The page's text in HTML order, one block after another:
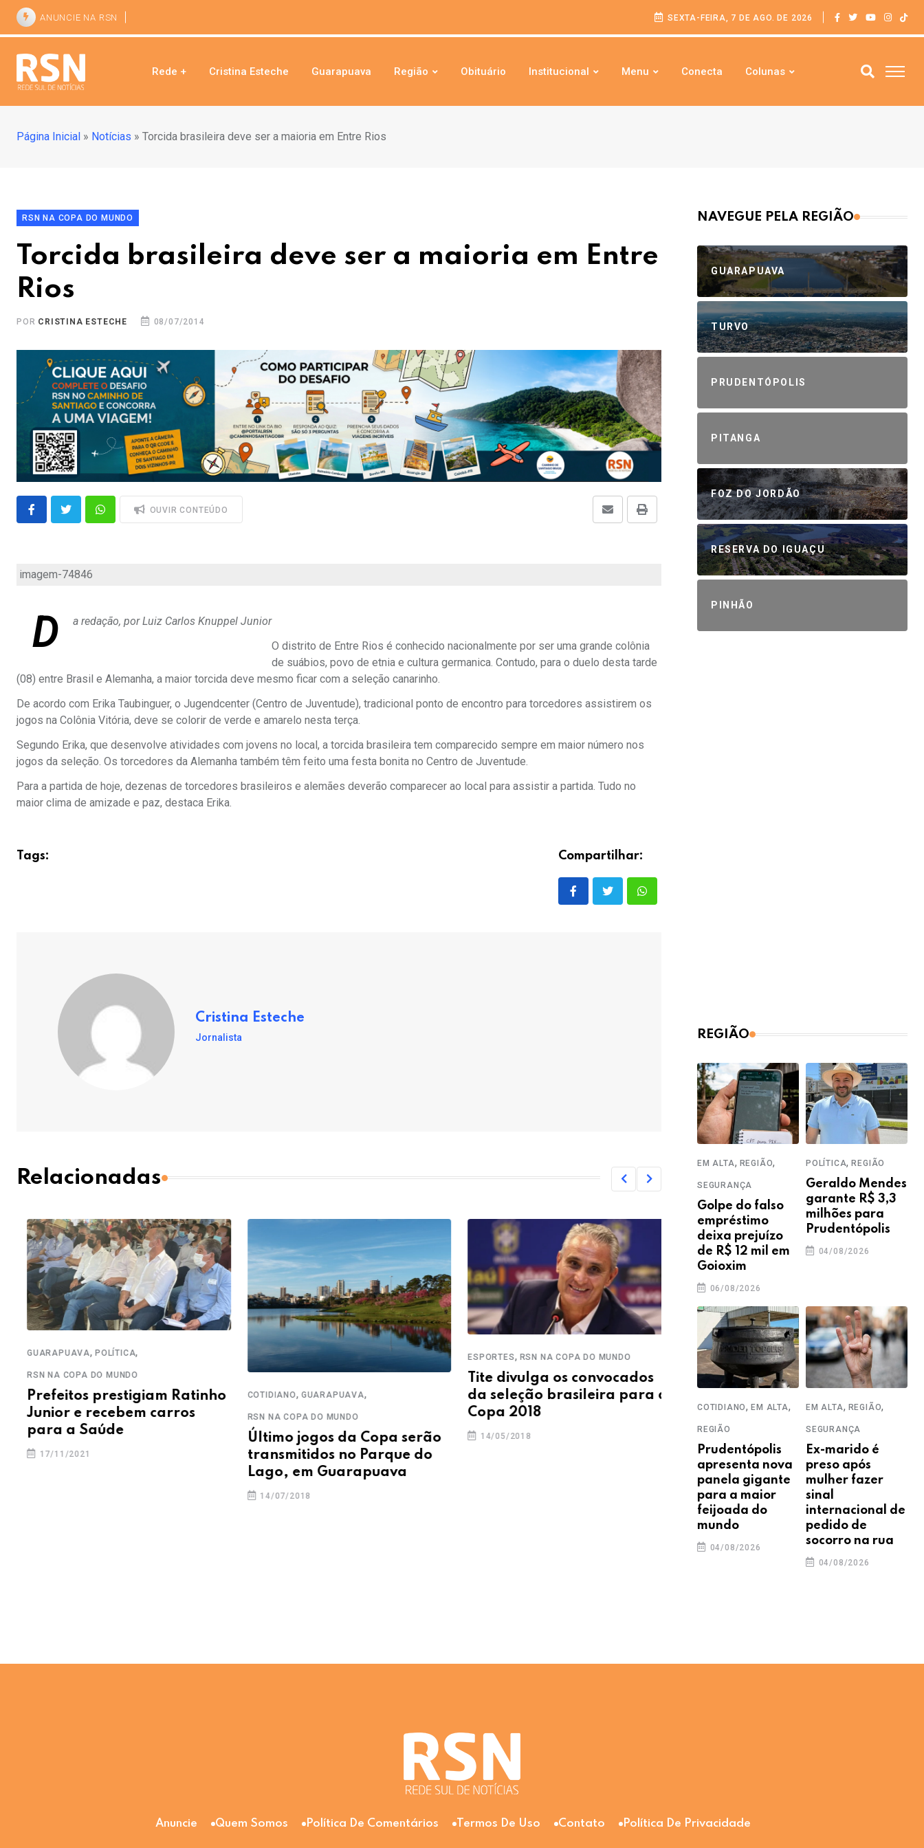
ANUNCIE NA RSN SEXTA-FEIRA, 7 DE AGO. DE 2026
Rede + Cristina Esteche Guarapuava Região Obituário Institucional Menu Conecta Colunas
Página Inicial » Notícias » Torcida brasileira deve ser a maioria em Entre Rios
RSN NA COPA DO MUNDO
Torcida brasileira deve ser a maioria em Entre
Rios
POR CRISTINA ESTECHE 08/07/2014
OUVIR CONTEÚDO
imagem-74846
D
a redação, por Luiz Carlos Knuppel Junior
O distrito de Entre Rios é conhecido nacionalmente por ser uma grande colônia
de suábios, povo de etnia e cultura germanica. Contudo, para o duelo desta tarde
(08) entre Brasil e Alemanha, a maior torcida deve mesmo ficar com a seleção canarinho.
De acordo com Erika Taubinguer, o Jugendcenter (Centro de Juventude), tradicional ponto de encontro para torcedores assistirem os
jogos na Colônia Vitória, deve se colorir de verde e amarelo nesta terça.
Segundo Erika, que desenvolve atividades com jovens no local, a torcida brasileira tem comparecido sempre em maior número nos
jogos da seleção. Os torcedores da Alemanha também têm feito uma festa bonita no Centro de Juventude.
Para a partida de hoje, dezenas de torcedores brasileiros e alemães deverão comparecer ao local para assistir a partida. Tudo no
maior clima de amizade e paz, destaca Erika.
Tags: Compartilhar:
Cristina Esteche
Jornalista
Relacionadas
GUARAPUAVA,POLÍTICA,
RSN NA COPA DO MUNDO
Prefeitos prestigiam Ratinho
Junior e recebem carros
para a Saúde
17/11/2021
COTIDIANO,GUARAPUAVA,
RSN NA COPA DO MUNDO
Último jogos da Copa serão
transmitidos no Parque do
Lago, em Guarapuava
14/07/2018
ESPORTES,RSN NA COPA DO MUNDO
Tite divulga os convocados
da seleção brasileira para a
Copa 2018
14/05/2018
RSN NA COPA DO MUNDO
Opinião: Ode a Copa do
Mundo
14/07/2014
NAVEGUE PELA REGIÃO
GUARAPUAVA
TURVO
PRUDENTÓPOLIS
PITANGA
FOZ DO JORDÃO
RESERVA DO IGUAÇU
PINHÃO
REGIÃO
EM ALTA, REGIÃO,
SEGURANÇA
Golpe do falso
empréstimo
deixa prejuízo
de R$ 12 mil em
Goioxim
06/08/2026
POLÍTICA,REGIÃO
Geraldo Mendes
garante R$ 3,3
milhões para
Prudentópolis
04/08/2026
COTIDIANO,EM ALTA,
REGIÃO
Prudentópolis
apresenta nova
panela gigante
para a maior
feijoada do
mundo
04/08/2026
EM ALTA, REGIÃO,
SEGURANÇA
Ex-marido é
preso após
mulher fazer
sinal
internacional de
pedido de
socorro na rua
04/08/2026
Anuncie Quem Somos Política De Comentários Termos De Uso Contato Política De Privacidade